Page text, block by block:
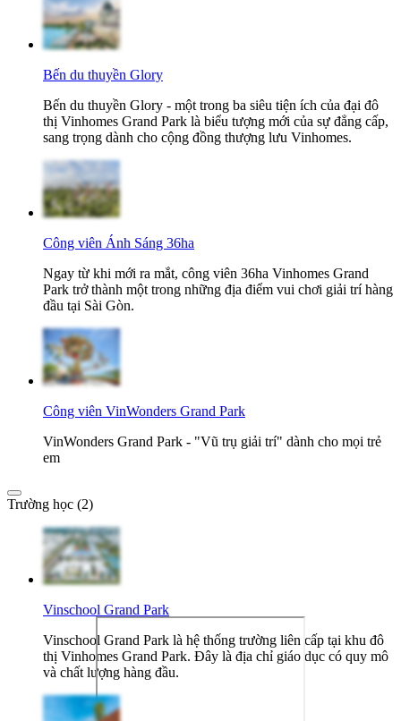
Bến du thuyền Glory
Bến du thuyền Glory - một trong ba siêu tiện ích của đại đô
thị Vinhomes Grand Park là biểu tượng mới của sự đẳng cấp,
sang trọng dành cho cộng đồng thượng lưu Vinhomes.
Công viên Ánh Sáng 36ha
Ngay từ khi mới ra mắt, công viên 36ha Vinhomes Grand
Park trở thành một trong những địa điểm vui chơi giải trí hàng
đầu tại Sài Gòn.
Công viên VinWonders Grand Park
VinWonders Grand Park - "Vũ trụ giải trí" dành cho mọi trẻ
em
Trường học (2)
Vinschool Grand Park
Vinschool Grand Park là hệ thống trường liên cấp tại khu đô
thị Vinhomes Grand Park. Đây là địa chỉ giáo dục có quy mô
và chất lượng hàng đầu.